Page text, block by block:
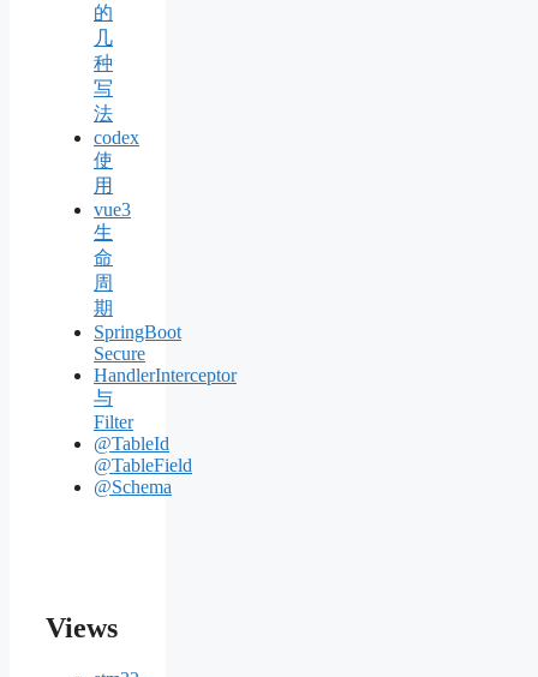
的
几
种
写
法
codex
使
用
vue3
生
命
周
期
SpringBoot
Secure
HandlerInterceptor
与
Filter
@TableId
@TableField
@Schema
Views